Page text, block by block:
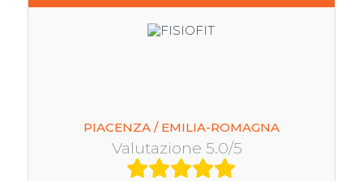
PIACENZA / EMILIA-ROMAGNA
Valutazione 5.0/5